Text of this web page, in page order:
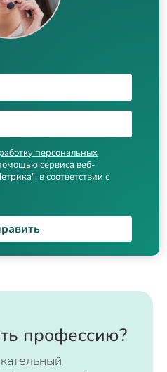
персональных
сервиса веб-
в соответствии с
профессию?